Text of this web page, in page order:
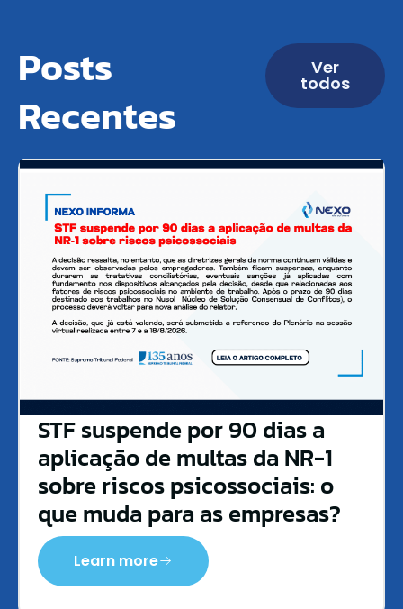
Posts
Recentes
Ver
todos
STF suspende por 90 dias a
aplicação de multas da NR-1
sobre riscos psicossociais: o
que muda para as empresas?
Learn more